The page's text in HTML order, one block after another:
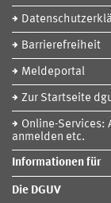
Barrierefreiheit
Meldeportal
Zur Startseite
Online-Services:
anmelden etc.
Informationen für
Die DGUV